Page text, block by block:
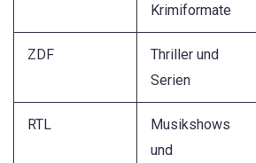
Krimiformate
ZDF
Thriller und
Serien
RTL
Musikshows
und